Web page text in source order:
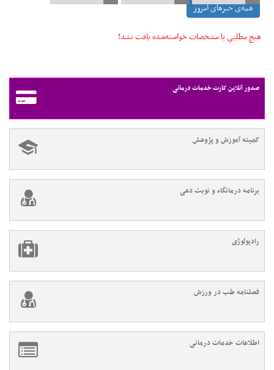
همه‌ی خبرهای امروز
هیچ مطلبی با مشخصات خواسته‌شده یافت نشد!
صدور آنلاین کارت خدمات درمانی
کمیته آموزش و پژوهش
برنامه درمانگاه و نوبت دهی
رادیولوژی
فصلنامه طب در ورزش
اطلاعات خدمات درمانی